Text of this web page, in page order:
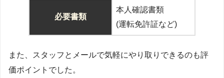
必要書類
本人確認書類
(運転免許証など)
また、スタッフとメールで気軽にやり取りできるのも評
価ポイントでした。